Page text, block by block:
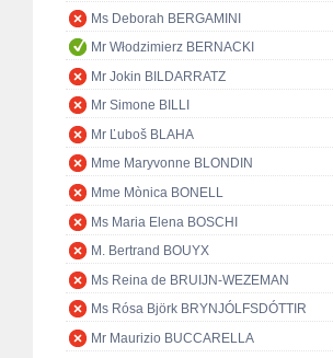
Ms Deborah BERGAMINI
Mr Włodzimierz BERNACKI
Mr Jokin BILDARRATZ
Mr Simone BILLI
Mr Ľuboš BLAHA
Mme Maryvonne BLONDIN
Mme Mònica BONELL
Ms Maria Elena BOSCHI
M. Bertrand BOUYX
Ms Reina de BRUIJN-WEZEMAN
Ms Rósa Björk BRYNJÓLFSDÓTTIR
Mr Maurizio BUCCARELLA